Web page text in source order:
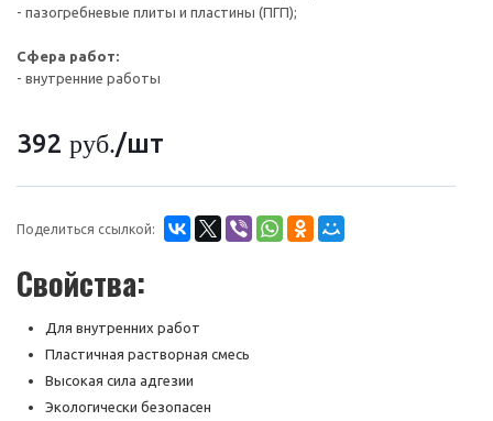
- пазогребневые плиты и пластины (ПГП);
Сфера работ:
- внутренние работы
392 руб./шт
Поделиться ссылкой:
Свойства:
Для внутренних работ
Пластичная растворная смесь
Высокая сила адгезии
Экологически безопасен